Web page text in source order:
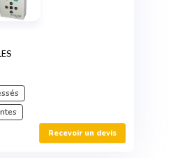
Recevoir un devis